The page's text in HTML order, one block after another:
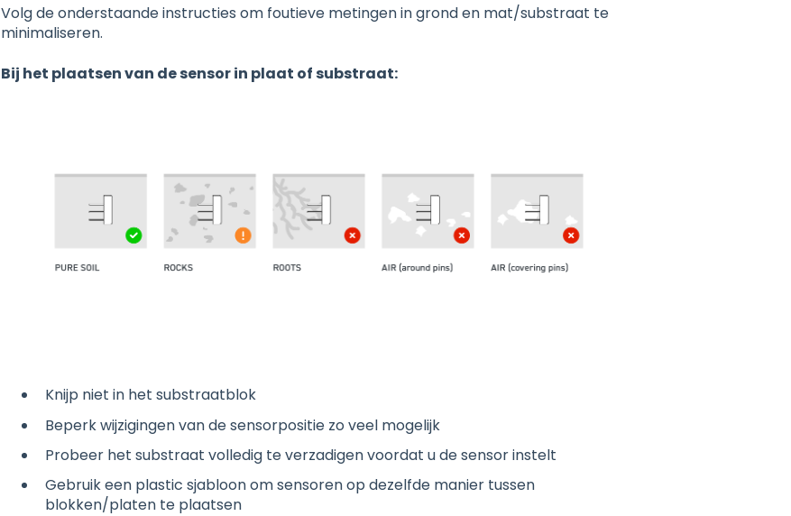
Volg de onderstaande instructies om foutieve metingen in grond en mat/substraat te
minimaliseren.
Bij het plaatsen van de sensor in plaat of substraat:
Knijp niet in het substraatblok
Beperk wijzigingen van de sensorpositie zo veel mogelijk
Probeer het substraat volledig te verzadigen voordat u de sensor instelt
Gebruik een plastic sjabloon om sensoren op dezelfde manier tussen
blokken/platen te plaatsen